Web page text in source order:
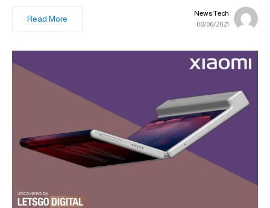
News Tech
08/06/2021
Read More